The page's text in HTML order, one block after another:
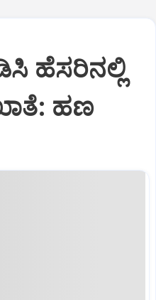
ಹೆಸರಿನಲ್ಲಿ
ಹಣ